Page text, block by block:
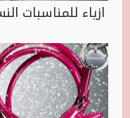
ازياء للمناسبات